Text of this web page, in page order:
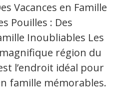
Vacances en Famille
Pouilles : Des
Inoubliables Les
région du
l’endroit idéal pour
famille mémorables.